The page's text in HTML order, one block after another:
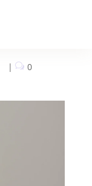
|
0